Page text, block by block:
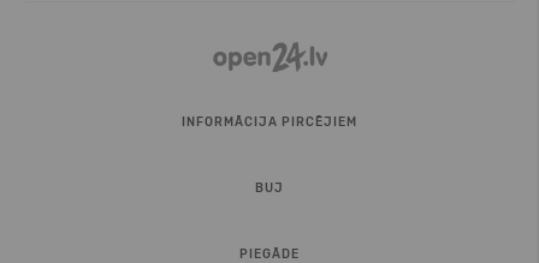
INFORMĀCIJA PIRCĒJIEM
BUJ
PIEGĀDE